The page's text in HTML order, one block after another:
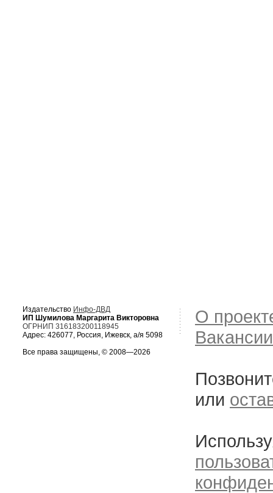
Издательство Инфо-ДВД
ИП Шумилова Маргарита Викторовна
ОГРНИП 316183200118945
Адрес: 426077, Россия, Ижевск, а/я 5098
Все права защищены, © 2008—2026
О
Вакансии
или